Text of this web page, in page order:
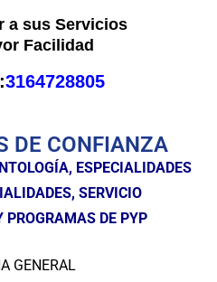
a sus Servicios
Facilidad
3164728805
DE CONFIANZA
ESPECIALIDADES
SERVICIO
PROGRAMAS DE PYP
GENERAL